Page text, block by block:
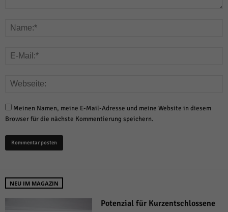
Meinen Namen, meine E-Mail-Adresse und meine Website in diesem
Browser für die nächste Kommentierung speichern.
NEU IM MAGAZIN
Potenzial für Kurzentschlossene